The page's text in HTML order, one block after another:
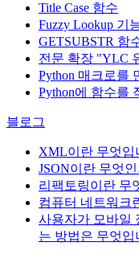
Title Case 함수
Fuzzy Lookup 기
GETSUBSTR 함
전문 확장 "YLC
Python 매크로를
Python에 함수를
블로그
XML이란 무엇입
JSON이란 무엇
리팩토링이란 무
컴퓨터 네트워크
사용자가 모바일
는 방법은 무엇입